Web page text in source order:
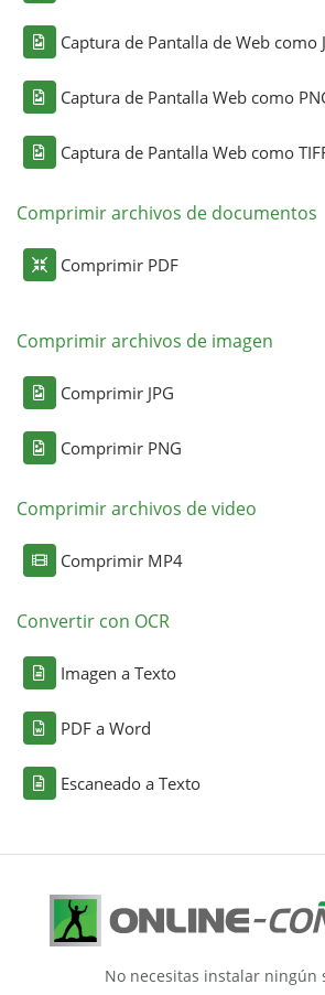
Captura de Pantalla de Web como
Captura de Pantalla Web como
Captura de Pantalla Web como
Comprimir archivos de documentos
Comprimir PDF
Comprimir archivos de imagen
Comprimir JPG
Comprimir PNG
Comprimir archivos de video
Comprimir MP4
Convertir con OCR
Imagen a Texto
PDF a Word
Escaneado a Texto
No necesitas instalar ningún